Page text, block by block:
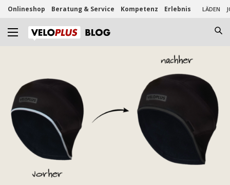
Onlineshop Beratung & Service Kompetenz Erlebnis LÄDEN